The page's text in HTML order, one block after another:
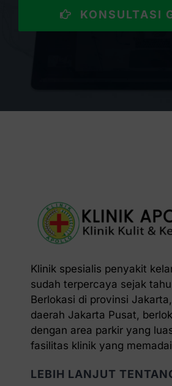
KONSULTASI
Klinik spesialis penyakit
sudah terpercaya sejak
Berlokasi di provinsi
daerah Jakarta Pusat,
dengan area parkir yang
fasilitas klinik yang
LEBIH LANJUT